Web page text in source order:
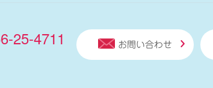
25-4711 お問い合わせ